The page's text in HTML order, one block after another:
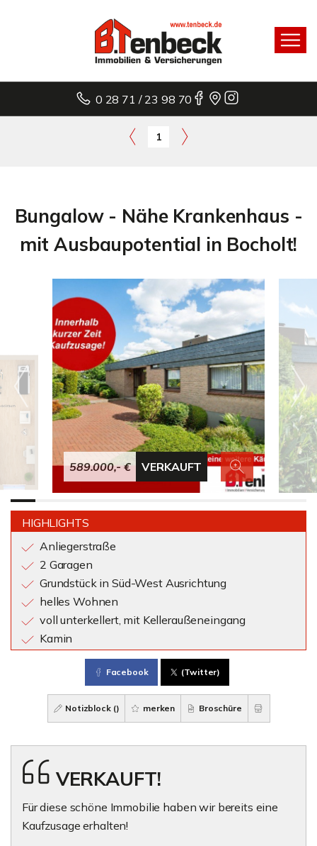
0 28 71 / 23 98 70
1
Bungalow - Nähe Krankenhaus -
mit Ausbaupotential in Bocholt!
589.000,- € VERKAUFT
HIGHLIGHTS
Anliegerstraße
2 Garagen
Grundstück in Süd-West Ausrichtung
helles Wohnen
voll unterkellert, mit Kelleraußeneingang
Kamin
Facebook (Twitter)
Notizblock () merken Broschüre
VERKAUFT!
Für diese schöne Immobilie haben wir bereits eine
Kaufzusage erhalten!